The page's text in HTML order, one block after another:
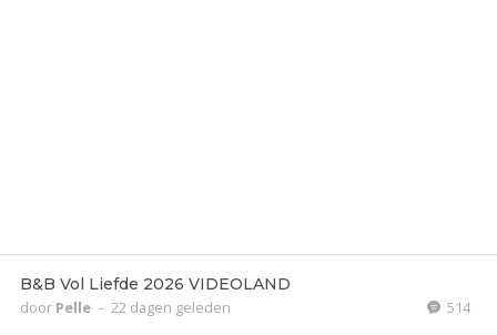
B&B Vol Liefde 2026 VIDEOLAND
door Pelle - 22 dagen geleden 514